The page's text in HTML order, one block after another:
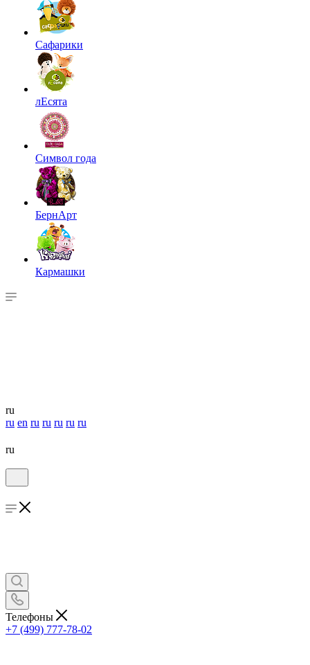
Сафарики
лЕсята
Символ года
БернАрт
Кармашки
ru
ru en ru ru ru ru ru
ru
Телефоны
+7 (499) 777-78-02